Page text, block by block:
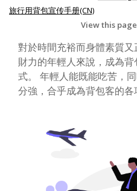
旅行用背包宣传手册(CN)
View this
對於時間充裕而身體素質
財力的年輕人來說，成為
式。 年輕人能既能吃苦，
分強，合乎成為背包客的各